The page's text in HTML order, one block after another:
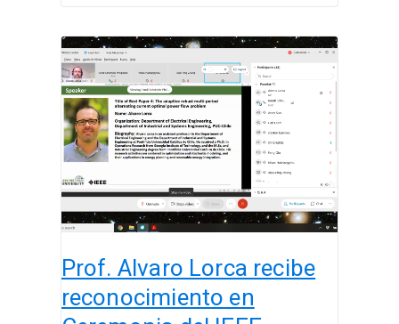
Prof. Alvaro Lorca recibe
reconocimiento en
Prof.
Alvaro
Lorca
recibe
reconocimiento
en
Ceremonia
del
IEEE
AND
ENERGY
SOCIETY